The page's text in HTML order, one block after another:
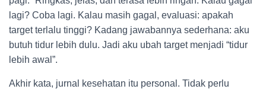
lagi? Coba lagi. Kalau masih gagal, evaluasi: apakah
target terlalu tinggi? Kadang jawabannya sederhana: aku
butuh tidur lebih dulu. Jadi aku ubah target menjadi “tidur
lebih awal”.
Akhir kata, jurnal kesehatan itu personal. Tidak perlu